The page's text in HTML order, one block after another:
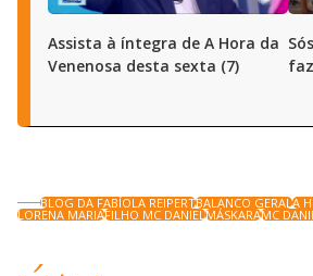
Assista à íntegra de A Hora da
Venenosa desta sexta (7)
BLOG DA FABÍOLA REIPERTBALANCO GERALA
LORENA MARIAFILHO MC DANIELMÁSKARAMC